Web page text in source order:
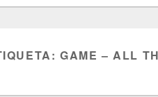
GAME – ALL